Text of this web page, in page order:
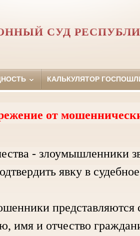
СУД
КАЛЬКУЛЯТОР
от
- злоумышленники
явку в
представляются
имя и отчество